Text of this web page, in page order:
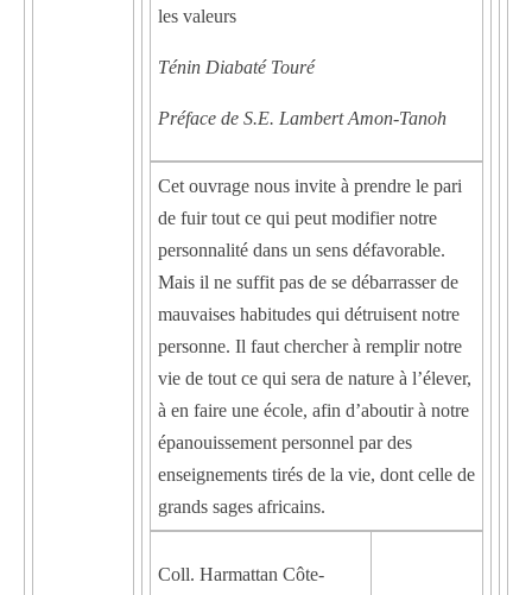
les valeurs
Ténin Diabaté Touré
Préface de S.E. Lambert Amon-Tanoh
Cet ouvrage nous invite à prendre le pari
de fuir tout ce qui peut modifier notre
personnalité dans un sens défavorable.
Mais il ne suffit pas de se débarrasser de
mauvaises habitudes qui détruisent notre
personne. Il faut chercher à remplir notre
vie de tout ce qui sera de nature à l’élever,
à en faire une école, afin d’aboutir à notre
épanouissement personnel par des
enseignements tirés de la vie, dont celle de
grands sages africains.
Coll. Harmattan Côte-